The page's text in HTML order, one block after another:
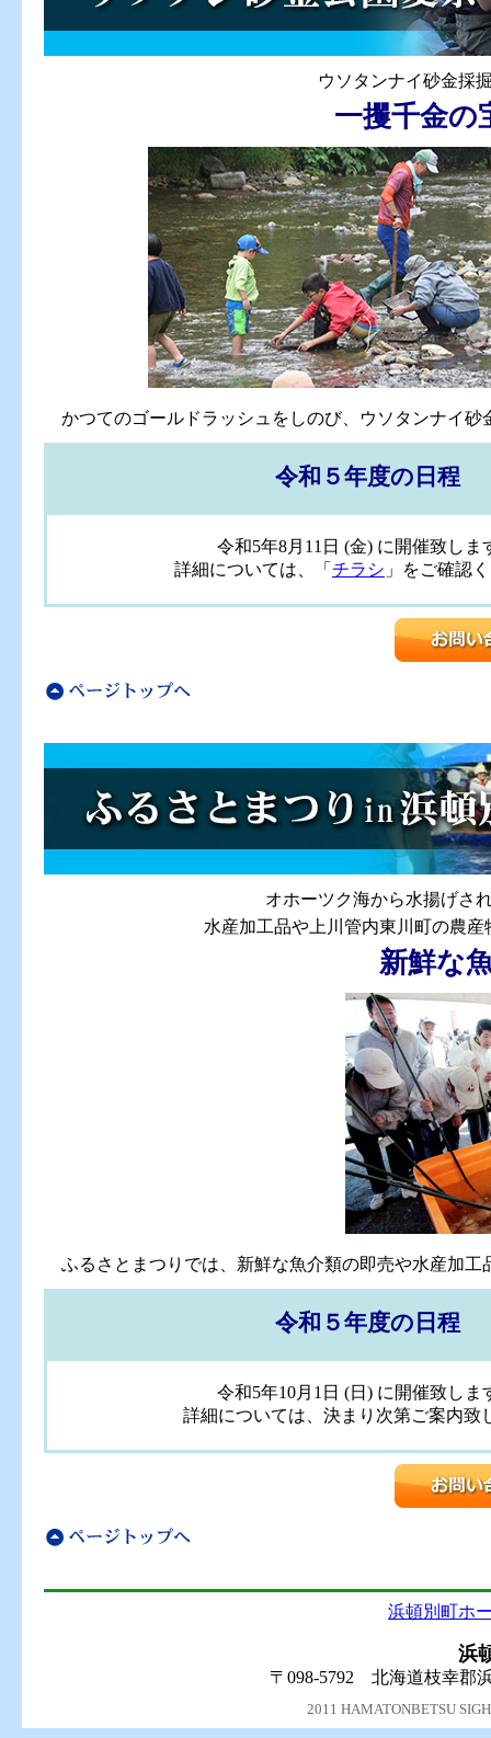
ウソタンナイ砂金採
一攫千金の
かつてのゴールドラッシュをしのび、ウソタンナイ砂
令和５年度の日程
令和5年8月11日 (金) に開催致しま
詳細については、「 チラシ 」をご確認
オホーツク海から水揚げさ
水産加工品や上川管内東川町の農
新鮮な
ふるさとまつりでは、新鮮な魚介類の即売や水産加工
令和５年度の日程
令和5年10月1日 (日) に開催致しま
詳細については、決まり次第ご案内致
浜頓別町ホ
浜
〒098-5792 北海道枝幸郡
2011 HAMATONBETSU